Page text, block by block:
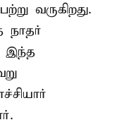
வருகிறது.
நாதர்
இந்த